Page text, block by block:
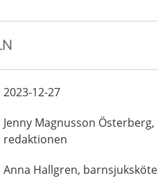
2023-12-27
Jenny Magnusson Österberg,
redaktionen
Anna Hallgren,